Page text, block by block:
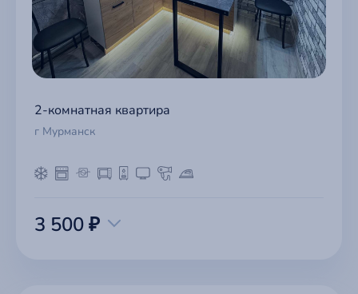
2-комнатная квартира
г Мурманск
3 500 ₽